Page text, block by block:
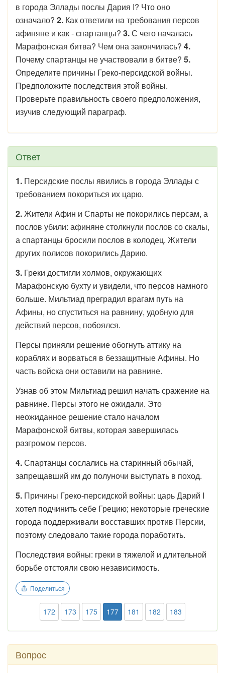
в города Эллады послы Дария I? Что оно
означало? 2. Как ответили на требования персов
афиняне и как - спартанцы? 3.С чего началась
Марафонская битва? Чем она закончилась? 4.
Почему спартанцы не участвовали в битве? 5.
Определите причины Греко-персидской войны.
Предположите последствия этой войны.
Проверьте правильность своего предположения,
изучив следующий параграф.
Ответ
1. Персидские послы явились в города Эллады с
требованием покориться их царю.
2.Жители Афин и Спарты не покорились персам, а
послов убили: афиняне столкнули послов со скалы,
а спартанцы бросили послов в колодец. Жители
других полисов покорились Дарию.
3. Греки достигли холмов, окружающих
Марафонскую бухту и увидели, что персов намного
больше. Мильтиад преградил врагам путь на
Афины, но спуститься на равнину, удобную для
действий персов, побоялся.
Персы приняли решение обогнуть аттику на
кораблях и ворваться в беззащитные Афины. Но
часть войска они оставили на равнине.
Узнав об этом Мильтиад решил начать сражение на
равнине. Персы этого не ожидали. Это
неожиданное решение стало началом
Марафонской битвы, которая завершилась
разгромом персов.
4.Спартанцы сослались на старинный обычай,
запрещавший им до полуночи выступать в поход.
5. Причины Греко-персидской войны: царь Дарий I
хотел подчинить себе Грецию; некоторые греческие
города поддерживали восставших против Персии,
поэтому следовало такие города поработить.
Последствия войны: греки в тяжелой и длительной
борьбе отстояли свою независимость.
Поделиться
172 173 175 177 181 182 183
Вопрос